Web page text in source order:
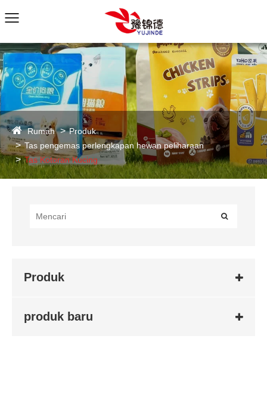
Rumah
Produk
Tas pengemas perlengkapan hewan peliharaan
Tas Kotoran Kucing
Produk
produk baru